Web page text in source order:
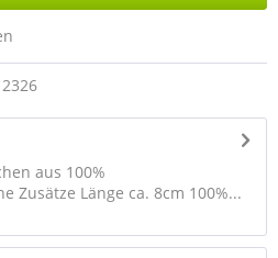
aus 100%
Zusätze Länge ca. 8cm 100%...